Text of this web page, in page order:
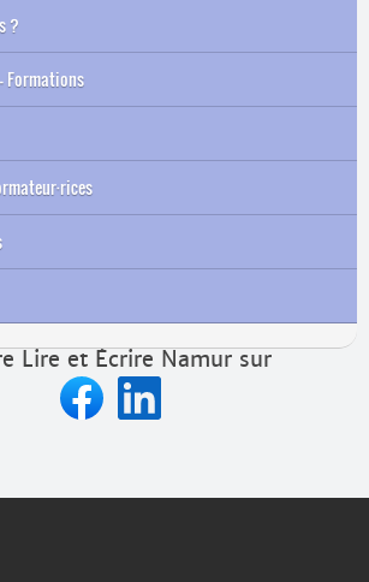
?
Formations
·rices
Lire et Écrire Namur sur